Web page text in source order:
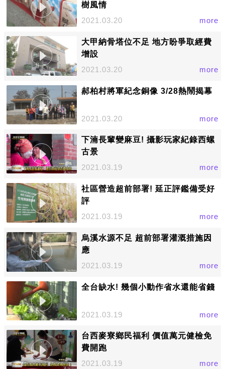
樹風情
2021.03.20
more
大甲納骨塔位不足 地方盼爭取經費
增設
2021.03.20
more
郝柏村將軍紀念銅像 3/28熱鬧揭幕
2021.03.20 more
下湳長輩變麻豆! 攝影玩家紀錄西螺
古景
2021.03.19
more
社區營造超前部署! 延正評鑑備受好
評
2021.03.19
more
烏溪水源不足 超前部署灌溉措施因
應
2021.03.19
more
全台缺水! 幾個小動作省水還能省錢
2021.03.19 more
台西麥寮鄉民福利 價值萬元健檢免
費開跑
2021.03.19
more